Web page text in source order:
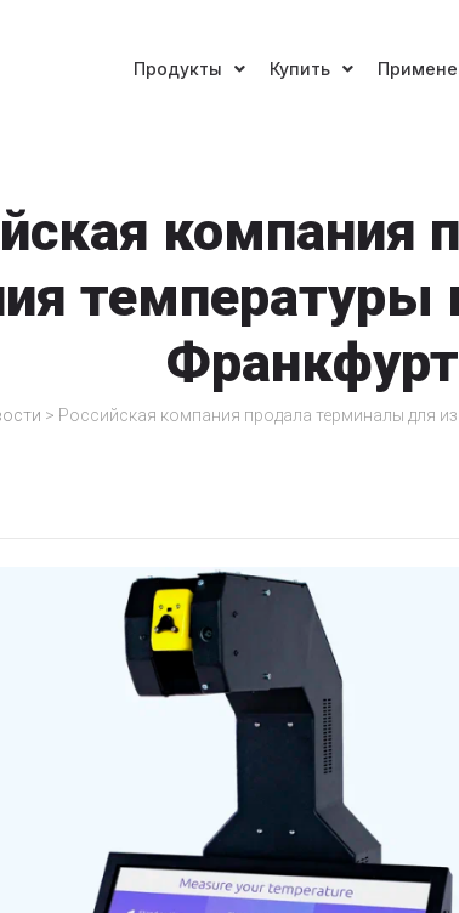
Продукты Купить
компания
температуры
> Российская компания продала терминалы для